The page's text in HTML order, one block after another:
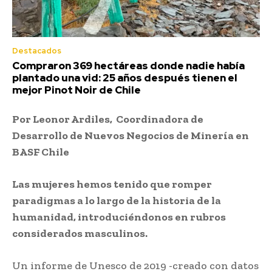
Destacados
Compraron 369 hectáreas donde nadie había
plantado una vid: 25 años después tienen el
mejor Pinot Noir de Chile
Por Leonor Ardiles, Coordinadora de
Desarrollo de Nuevos Negocios de Minería en
BASF Chile
Las mujeres hemos tenido que romper
paradigmas a lo largo de la historia de la
humanidad, introduciéndonos en rubros
considerados masculinos.
Un informe de Unesco de 2019 -creado con datos